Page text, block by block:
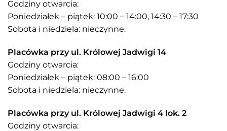
Godziny otwarcia:
Poniedziałek – piątek: 10:00 – 14:00, 14:30 – 17:30
Sobota i niedziela: nieczynne​.
Placówka przy ul. Królowej Jadwigi 14
Godziny otwarcia:
Poniedziałek – piątek: 08:00 – 16:00
Sobota i niedziela: nieczynne​.
Placówka przy ul. Królowej Jadwigi 4 lok. 2
Godziny otwarcia: